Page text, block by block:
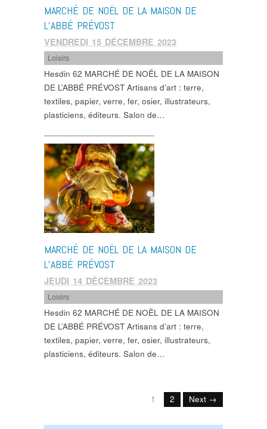
MARCHÉ DE NOËL DE LA MAISON DE
L’ABBÉ PRÉVOST
VENDREDI 15 DÉCEMBRE 2023
Loisirs
Hesdin 62 MARCHÉ DE NOËL DE LA MAISON
DE L’ABBÉ PRÉVOST Artisans d’art : terre,
textiles, papier, verre, fer, osier, illustrateurs,
plasticiens, éditeurs. Salon de…
MARCHÉ DE NOËL DE LA MAISON DE
L’ABBÉ PRÉVOST
JEUDI 14 DÉCEMBRE 2023
Loisirs
Hesdin 62 MARCHÉ DE NOËL DE LA MAISON
DE L’ABBÉ PRÉVOST Artisans d’art : terre,
textiles, papier, verre, fer, osier, illustrateurs,
plasticiens, éditeurs. Salon de…
1 2 Next →